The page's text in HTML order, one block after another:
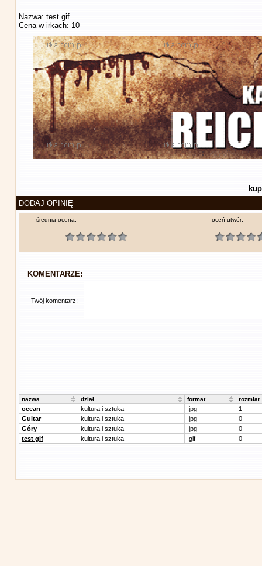
Nazwa: test gif
Cena w irkach: 10
DODAJ OPINIĘ
średnia ocena: oceń utwór:
KOMENTARZE:
Twój komentarz:
nazwa dział format rozmiar
ocean kultura i sztuka .jpg
1
Guitar
kultura i sztuka .jpg
0
Góry
kultura i sztuka .jpg
0
test gif
kultura i sztuka .gif 0